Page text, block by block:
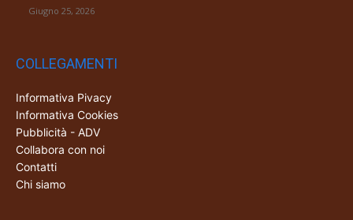
Giugno 25, 2026
COLLEGAMENTI
Informativa Pivacy
Informativa Cookies
Pubblicità - ADV
Collabora con noi
Contatti
Chi siamo